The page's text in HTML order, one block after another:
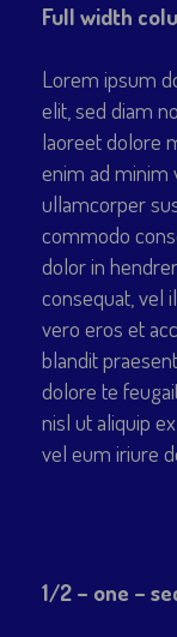
Full width
Lorem ipsum
elit, sed diam
laoreet dolore
enim ad minim
ullamcorper
commodo
dolor in
consequat, vel
vero eros et
blandit
dolore te
nisl ut aliquip
vel eum iriure
1/2 – one –